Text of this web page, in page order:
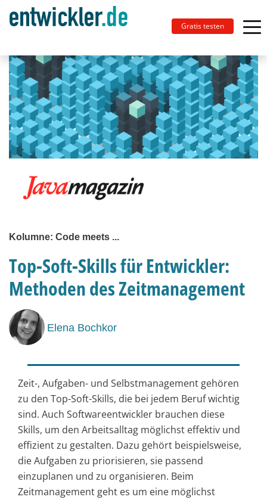
Gratis testen
Kolumne: Code meets ...
Top-Soft-Skills für Entwickler:
Methoden des Zeitmanagement
Elena Bochkor
Zeit-, Aufgaben- und Selbstmanagement gehören
zu den Top-Soft-Skills, die bei jedem Beruf wichtig
sind. Auch Softwareentwickler brauchen diese
Skills, um den Arbeitsalltag möglichst effektiv und
effizient zu gestalten. Dazu gehört beispielsweise,
die Aufgaben zu priorisieren, sie passend
einzuplanen und zu organisieren. Beim
Zeitmanagement geht es um eine möglichst